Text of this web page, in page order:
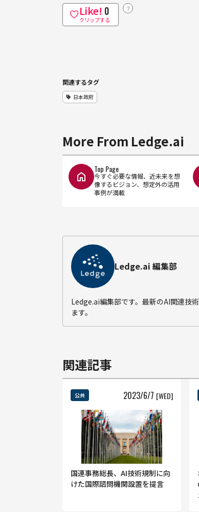
Like! 0
クリップする
？
関連するタグ
日本政府
More From Ledge.ai
Top Page
今すぐ必要な情報、近未来を想
像するビジョン、想定外の活用
事例が満載
Ledge.ai 編集部
Ledge.ai編集部です。最新のAI関連技
ます。
関連記事
公共 2023/6/7 [WED]
国連事務総長、AI技術規制に向
けた国際諮問機関設置を提言